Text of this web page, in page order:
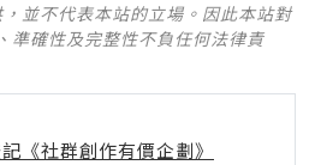
並不代表本站的立場。因此本站對
準確性及完整性不負任何法律責
《社群創作有價企劃》